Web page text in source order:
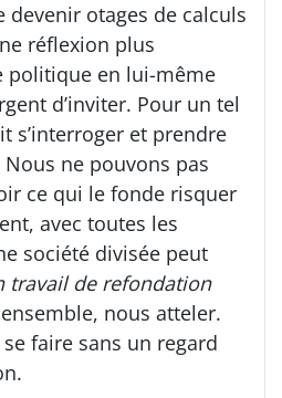
otages de calculs
réflexion plus
politique en lui-même
d’inviter. Pour un tel
s’interroger et prendre
ne pouvons pas
ce qui le fonde risquer
avec toutes les
société divisée peut
travail de refondation
nous atteler.
faire sans un regard